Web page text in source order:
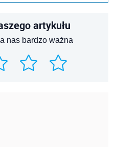
artykułu
nas bardzo ważna